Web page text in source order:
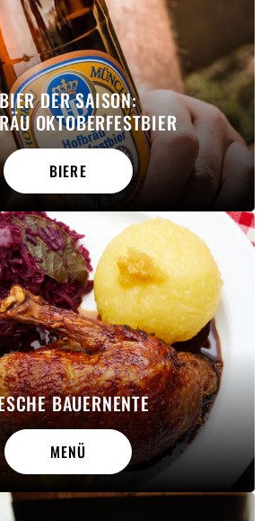
BIER DER SAISON:
OKTOBERFESTBIER
BIERE
BAUERNENTE
MENÜ